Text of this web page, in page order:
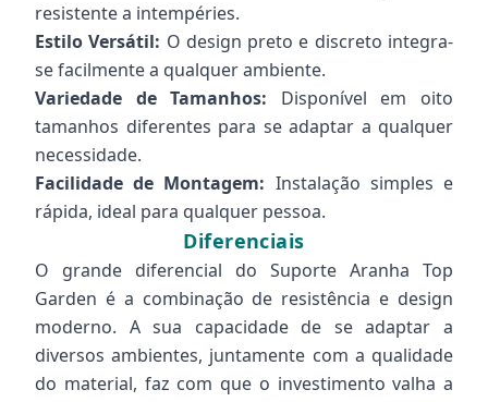
resistente a intempéries.
Estilo Versátil: O design preto e discreto integra-
se facilmente a qualquer ambiente.
Variedade de Tamanhos: Disponível em oito
tamanhos diferentes para se adaptar a qualquer
necessidade.
Facilidade de Montagem: Instalação simples e
rápida, ideal para qualquer pessoa.
Diferenciais
O grande diferencial do Suporte Aranha Top
Garden é a combinação de resistência e design
moderno. A sua capacidade de se adaptar a
diversos ambientes, juntamente com a qualidade
do material, faz com que o investimento valha a